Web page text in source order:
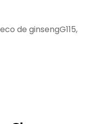
de ginsengG115,